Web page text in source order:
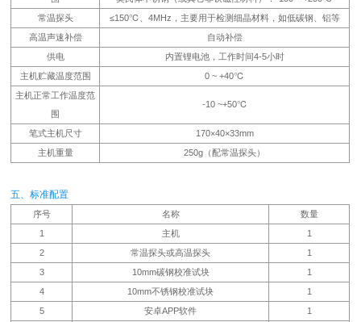
常温探头
≤150℃、4MHz，主要用于检测细晶材料，如低碳钢、铝等
高温声速补偿
自动补偿
供电
内置锂电池，工作时间4-5小时
主机贮藏温度范围
0 ~ +40℃
主机正常工作温度范
围
-10 ~+50℃
笔式主机尺寸
170×40×33mm
主机重量
250g（配常温探头）
五、标准配置
序号 名称
数量
1
主机
1
2
常温探头或高温探头
1
3
10mm碳钢校准试块
1
4
10mm不锈钢校准试块
1
5
安卓APP软件
1